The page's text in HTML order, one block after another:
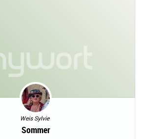
Weis Sylvie
Sommer